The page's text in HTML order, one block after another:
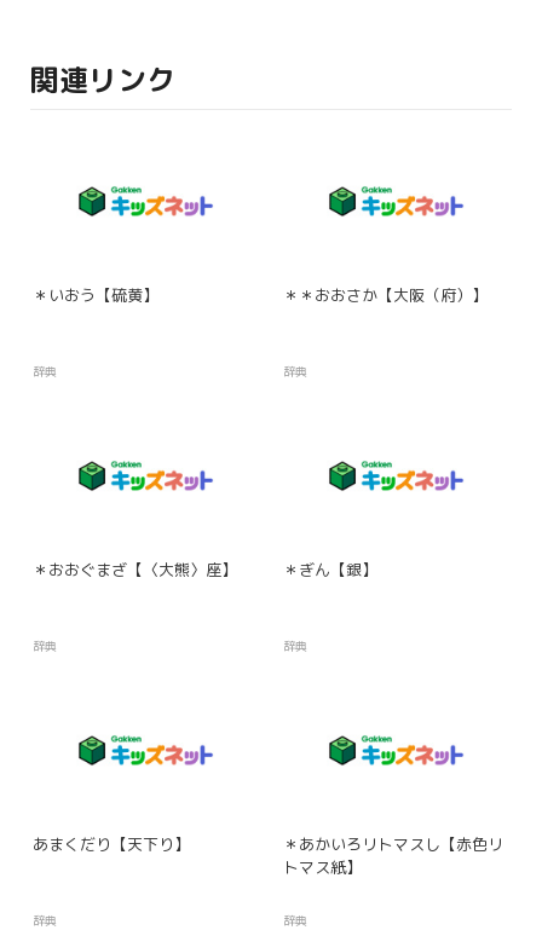
関連リンク
＊いおう【硫黄】
辞典
＊＊おおさか【大阪（府）】
辞典
＊おおぐまざ【〈大熊〉座】
辞典
＊ぎん【銀】
辞典
あまくだり【天下り】
辞典
＊あかいろリトマスし【赤色リ
トマス紙】
辞典